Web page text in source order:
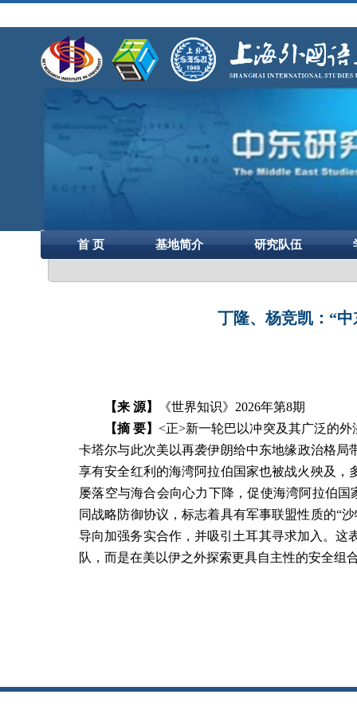
首 页 基地简介 研究队伍
丁隆、杨竞凯：“
【来 源】 《世界知识》 2026年第8期
【摘 要】<正>新一轮巴以冲突及其广泛的外
卡塔尔与此次美以再袭伊朗给中东地缘政治格
享有安全红利的海湾阿拉伯国家也被战火殃及，
屡落空与海合会向心力下降，促使海湾阿拉伯
同战略防御协议，标志着具有军事联盟性质的“
导向加强务实合作，并吸引土耳其寻求加入。
队，而是在美以伊之外探索更具自主性的安全组